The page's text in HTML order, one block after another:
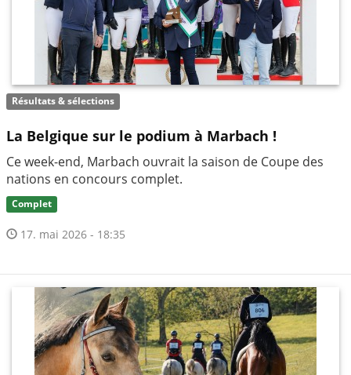
Résultats & sélections
La Belgique sur le podium à Marbach !
Ce week-end, Marbach ouvrait la saison de Coupe des
nations en concours complet.
Complet
17. mai 2026 - 18:35